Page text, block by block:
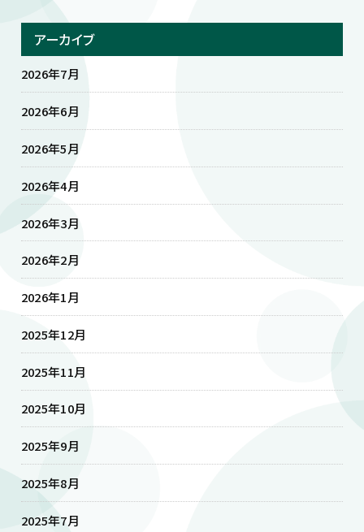
アーカイブ
2026年7月
2026年6月
2026年5月
2026年4月
2026年3月
2026年2月
2026年1月
2025年12月
2025年11月
2025年10月
2025年9月
2025年8月
2025年7月